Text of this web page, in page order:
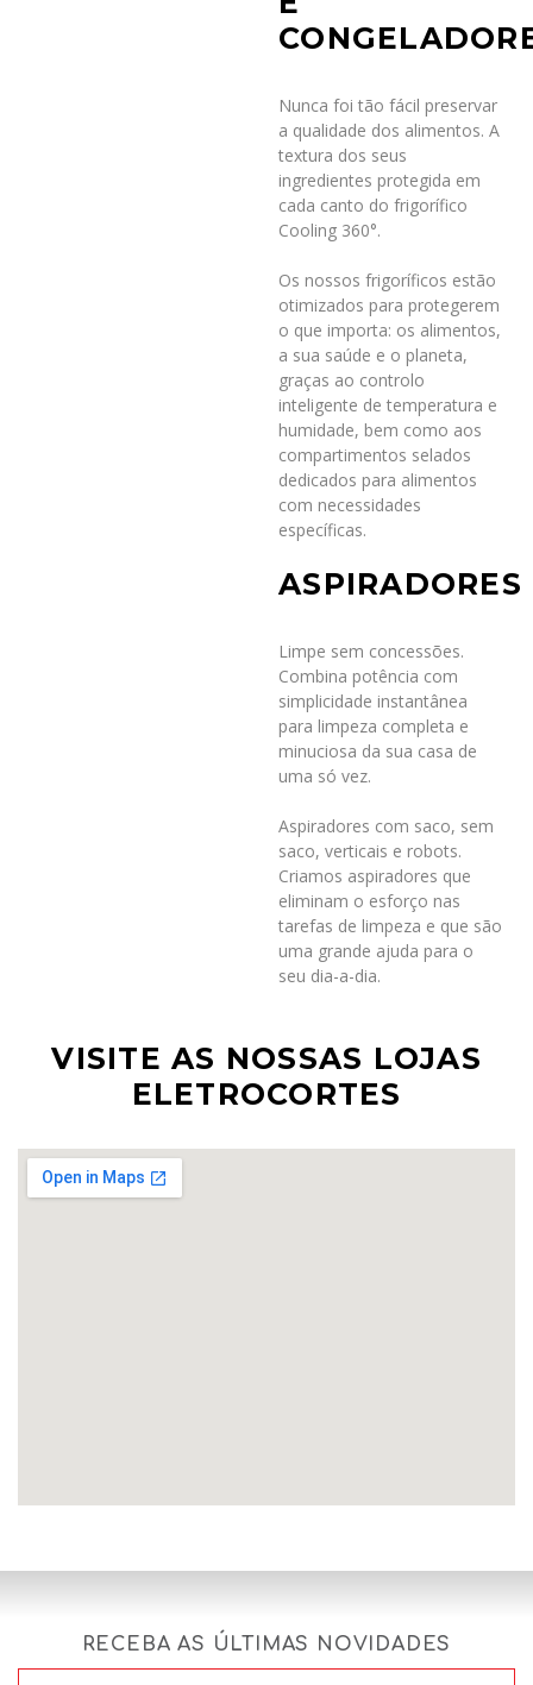
Nunca foi tão fácil preservar
a qualidade dos alimentos. A
textura dos seus
ingredientes protegida em
cada canto do frigorífico
Cooling 360°.
Os nossos frigoríficos estão
otimizados para protegerem
o que importa: os alimentos,
a sua saúde e o planeta,
graças ao controlo
inteligente de temperatura e
humidade, bem como aos
compartimentos selados
dedicados para alimentos
com necessidades
específicas.
ASPIRADORES
Limpe sem concessões.
Combina potência com
simplicidade instantânea
para limpeza completa e
minuciosa da sua casa de
uma só vez.
Aspiradores com saco, sem
saco, verticais e robots.
Criamos aspiradores que
eliminam o esforço nas
tarefas de limpeza e que são
uma grande ajuda para o
seu dia-a-dia.
VISITE AS NOSSAS LOJAS
ELETROCORTES
RECEBA AS ÚLTIMAS NOVIDADES